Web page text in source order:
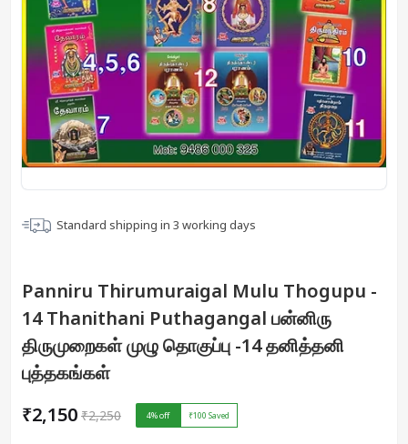
Standard shipping in 3 working days
Panniru Thirumuraigal Mulu Thogupu -
14 Thanithani Puthagangal பன்னிரு
திருமுறைகள் முழு தொகுப்பு -14 தனித்தனி
புத்தகங்கள்
₹2,150 ₹2,250 4% off ₹100 Saved